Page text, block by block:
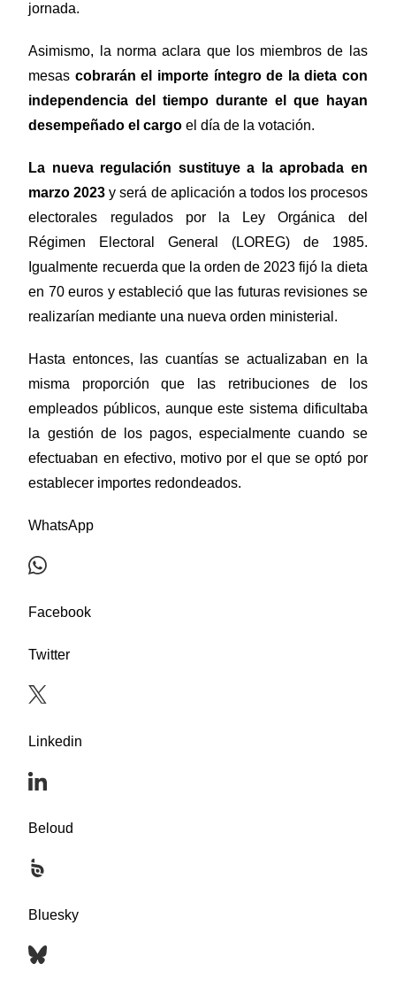
jornada.
Asimismo, la norma aclara que los miembros de las
mesas cobrarán el importe íntegro de la dieta con
independencia del tiempo durante el que hayan
desempeñado el cargo el día de la votación.
La nueva regulación sustituye a la aprobada en
marzo 2023 y será de aplicación a todos los procesos
electorales regulados por la Ley Orgánica del
Régimen Electoral General (LOREG) de 1985.
Igualmente recuerda que la orden de 2023 fijó la dieta
en 70 euros y estableció que las futuras revisiones se
realizarían mediante una nueva orden ministerial.
Hasta entonces, las cuantías se actualizaban en la
misma proporción que las retribuciones de los
empleados públicos, aunque este sistema dificultaba
la gestión de los pagos, especialmente cuando se
efectuaban en efectivo, motivo por el que se optó por
establecer importes redondeados.
WhatsApp
Facebook
Twitter
Linkedin
Beloud
Bluesky